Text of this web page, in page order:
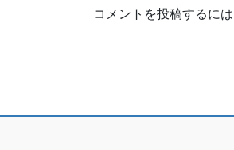
コメントを投稿するには